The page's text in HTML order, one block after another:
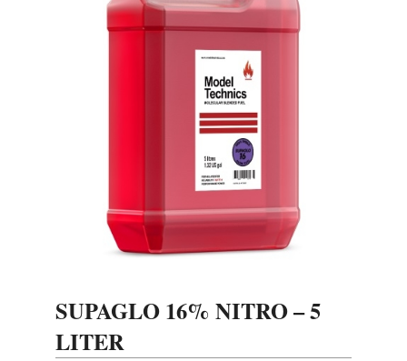
SUPAGLO 16% NITRO – 5
LITER